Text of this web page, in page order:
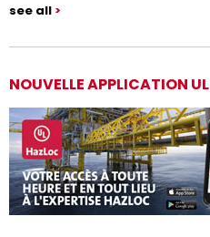
see all
NOUVELLE APPLICATION UL